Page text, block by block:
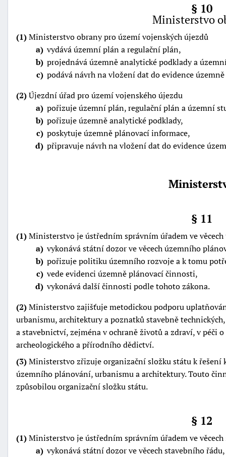
§ 10
Ministerstvo
(1)Ministerstvo obrany pro území vojenských újezdů
a vydává územní plán a regulační plán,
b projednává územně analytické podklady a
c podává návrh na vložení dat do evidence
(2)Újezdní úřad pro území vojenského újezdu
a pořizuje územní plán, regulační plán a územní
b pořizuje územně analytické podklady,
c poskytuje územně plánovací informace,
d připravuje návrh na vložení dat do evidence
§ 11
(1)Ministerstvo je ústředním správním úřadem ve
a vykonává státní dozor ve věcech územního
b pořizuje politiku územního rozvoje a k tomu
c vede evidenci územně plánovací činnosti,
d vykonává další činnosti podle tohoto zákona.
(2)Ministerstvo zajišťuje metodickou podporu
urbanismu, architektury a poznatků stavebně
a stavebnictví, zejména v ochraně životů a zdraví, v péči
archeologického a přírodního dědictví.
(3)Ministerstvo zřizuje organizační složku státu k řešení
územního plánování, urbanismu a architektury. Touto
způsobilou organizační složku státu.
§ 12
(1)Ministerstvo je ústředním správním úřadem ve
a vykonává státní dozor ve věcech stavebního řádu,